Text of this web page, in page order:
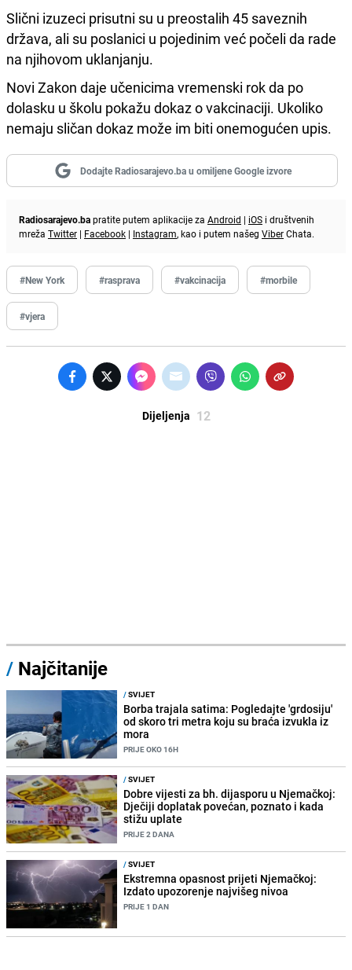
Slični izuzeci prisutni su u preostalih 45 saveznih
država, ali su poslanici u pojedinim već počeli da rade
na njihovom uklanjanju.
Novi Zakon daje učenicima vremenski rok da po
dolasku u školu pokažu dokaz o vakcinaciji. Ukoliko
nemaju sličan dokaz može im biti onemogućen upis.
Dodajte Radiosarajevo.ba u omiljene Google izvore
Radiosarajevo.bapratite putem aplikacije za Android | iOS i društvenih
mreža Twitter | Facebook | Instagram, kao i putem našeg ViberChata.
#New York #rasprava #vakcinacija #morbile
#vjera
Dijeljenja 12
/ Najčitanije
/SVIJET
Borba trajala satima: Pogledajte 'grdosiju'
od skoro tri metra koju su braća izvukla iz
mora
PRIJE OKO 16H
/SVIJET
Dobre vijesti za bh. dijasporu u Njemačkoj:
Dječiji doplatak povećan, poznato i kada
stižu uplate
PRIJE 2 DANA
/SVIJET
Ekstremna opasnost prijeti Njemačkoj:
Izdato upozorenje najvišeg nivoa
PRIJE 1 DAN